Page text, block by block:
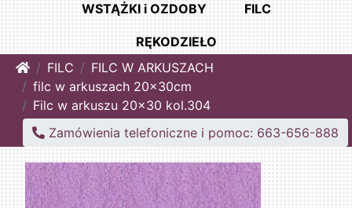
WSTĄŻKI i OZDOBY FILC
RĘKODZIEŁO
Home
FILC
FILC W ARKUSZACH
filc w arkuszach 20x30cm
Filc w arkuszu 20x30 kol.304
Zamówienia telefoniczne i pomoc: 663-656-888